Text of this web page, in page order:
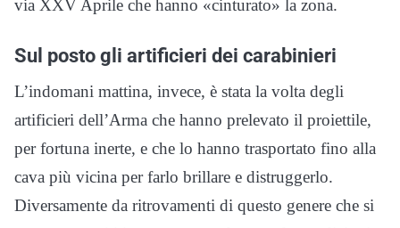
via XXV Aprile che hanno «cinturato» la zona.
Sul posto gli artificieri dei carabinieri
L’indomani mattina, invece, è stata la volta degli
artificieri dell’Arma che hanno prelevato il proiettile,
per fortuna inerte, e che lo hanno trasportato fino alla
cava più vicina per farlo brillare e distruggerlo.
Diversamente da ritrovamenti di questo genere che si